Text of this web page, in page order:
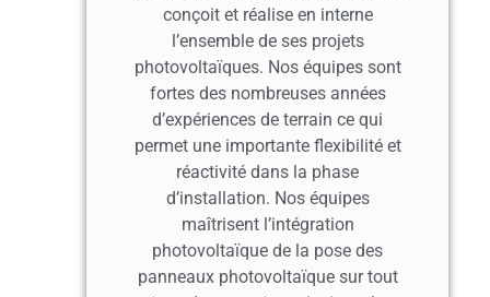
conçoit et réalise en interne
l’ensemble de ses projets
photovoltaïques. Nos équipes sont
fortes des nombreuses années
d’expériences de terrain ce qui
permet une importante flexibilité et
réactivité dans la phase
d’installation. Nos équipes
maîtrisent l’intégration
photovoltaïque de la pose des
panneaux photovoltaïque sur tout